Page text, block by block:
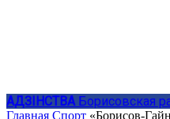
АДЗIНСТВА Борисовская
Главная Спорт «Борисов-